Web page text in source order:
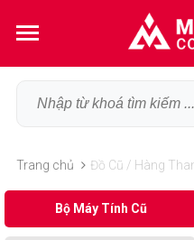
Trang chủ Đồ Cũ / Hàng
Bộ Máy Tính Cũ